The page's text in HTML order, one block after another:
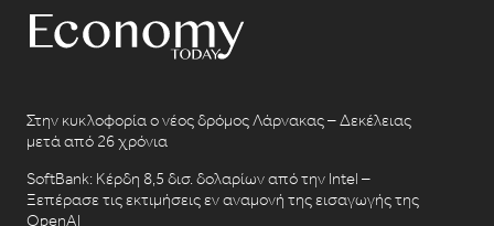
Στην κυκλοφορία ο νέος δρόμος Λάρνακας – Δεκέλειας
μετά από 26 χρόνια
SoftBank: Κέρδη 8,5 δισ. δολαρίων από την Intel –
Ξεπέρασε τις εκτιμήσεις εν αναμονή της εισαγωγής της
OpenAI